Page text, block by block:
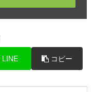
LINE コピー